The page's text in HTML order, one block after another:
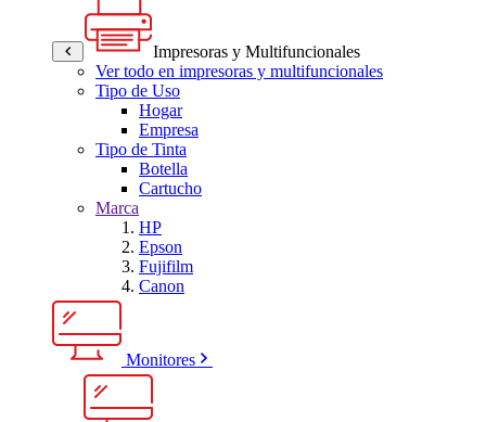
Impresoras y Multifuncionales
Ver todo en impresoras y multifuncionales
Tipo de Uso
Hogar
Empresa
Tipo de Tinta
Botella
Cartucho
Marca
HP
Epson
Fujifilm
Canon
Monitores